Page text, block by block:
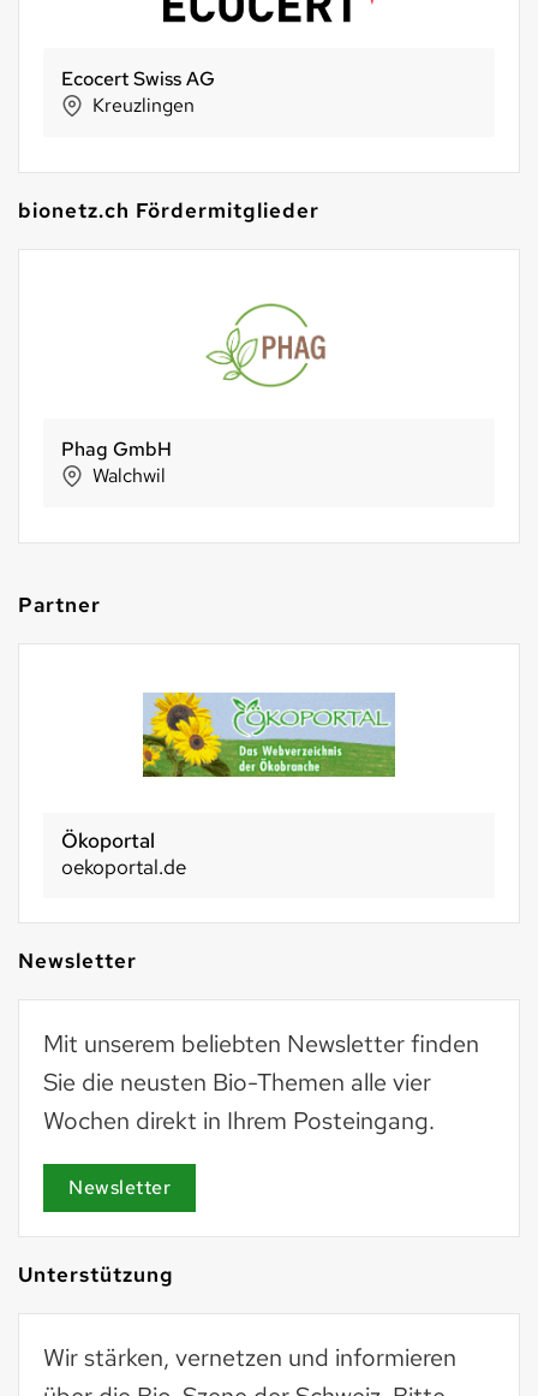
Ecocert Swiss AG
Kreuzlingen
bionetz.ch Fördermitglieder
Phag GmbH
Walchwil
Partner
Ökoportal
oekoportal.de
Newsletter
Mit unserem beliebten Newsletter finden
Sie die neusten Bio-Themen alle vier
Wochen direkt in Ihrem Posteingang.
Newsletter
Unterstützung
Wir stärken, vernetzen und informieren